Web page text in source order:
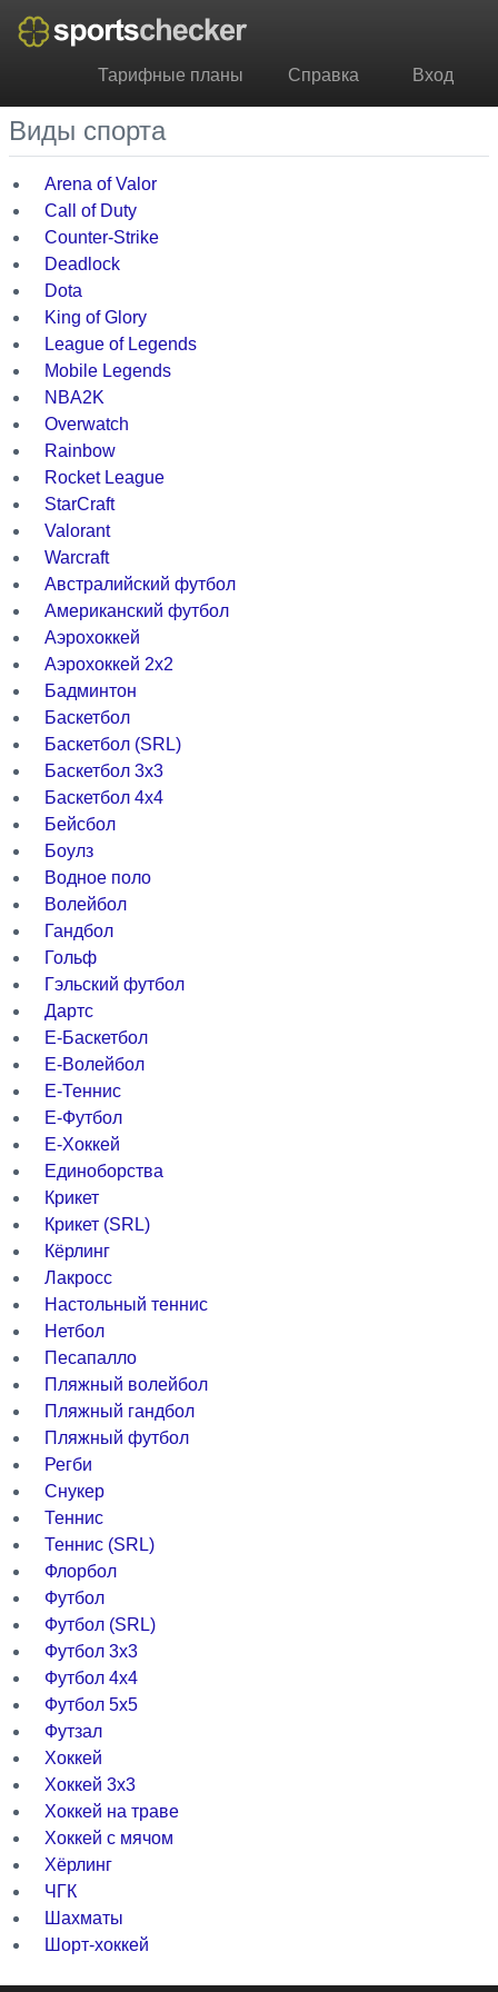
Тарифные планы Справка Вход
Виды спорта
Arena of Valor
Call of Duty
Counter-Strike
Deadlock
Dota
King of Glory
League of Legends
Mobile Legends
NBA2K
Overwatch
Rainbow
Rocket League
StarCraft
Valorant
Warcraft
Австралийский футбол
Американский футбол
Аэрохоккей
Аэрохоккей 2x2
Бадминтон
Баскетбол
Баскетбол (SRL)
Баскетбол 3x3
Баскетбол 4x4
Бейсбол
Боулз
Водное поло
Волейбол
Гандбол
Гольф
Гэльский футбол
Дартс
Е-Баскетбол
Е-Волейбол
Е-Теннис
Е-Футбол
Е-Хоккей
Единоборства
Крикет
Крикет (SRL)
Кёрлинг
Лакросс
Настольный теннис
Нетбол
Песапалло
Пляжный волейбол
Пляжный гандбол
Пляжный футбол
Регби
Снукер
Теннис
Теннис (SRL)
Флорбол
Футбол
Футбол (SRL)
Футбол 3x3
Футбол 4x4
Футбол 5x5
Футзал
Хоккей
Хоккей 3x3
Хоккей на траве
Хоккей с мячом
Хёрлинг
ЧГК
Шахматы
Шорт-хоккей